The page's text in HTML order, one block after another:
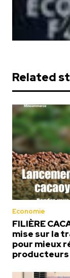
Related
Economie
FILIÈRE
mise sur la
pour mieux
producteurs